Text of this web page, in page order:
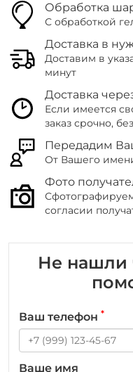
Обработка
С обработкой
Доставка в
Доставим в
минут
Доставка
Если имеется
заказ срочно,
Передадим
От Вашего
Фото
согласии
Не нашли
Ваш телефон *
Ваше имя